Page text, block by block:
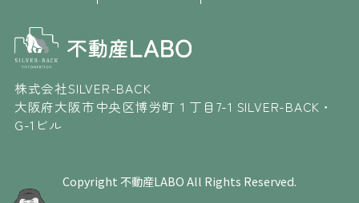
株式会社SILVER-BACK
大阪府大阪市中央区博労町１丁目7-1 SILVER-BACK・
G-1ビル
Copyright 不動産LABO All Rights Reserved.